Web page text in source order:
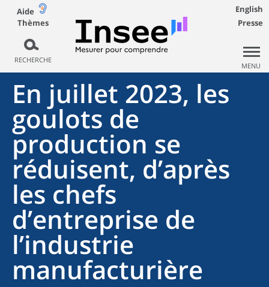
Aide
Thèmes
RECHERCHE
English
Presse
MENU
En juillet 2023, les
goulots de
production se
réduisent, d’après
les chefs
d’entreprise de
l’industrie
manufacturière